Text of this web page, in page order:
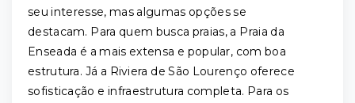
seu interesse, mas algumas opções se
destacam. Para quem busca praias, a Praia da
Enseada é a mais extensa e popular, com boa
estrutura. Já a Riviera de São Lourenço oferece
sofisticação e infraestrutura completa. Para os